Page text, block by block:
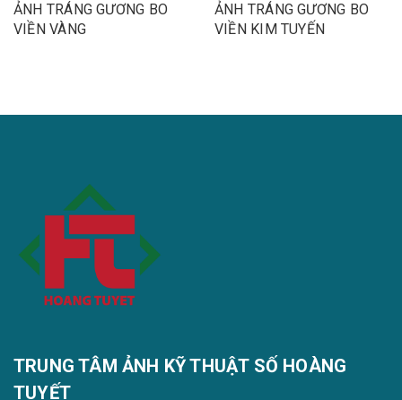
ẢNH TRÁNG GƯƠNG BO
VIỀN VÀNG
ẢNH TRÁNG GƯƠNG BO
VIỀN KIM TUYẾN
TRUNG TÂM ẢNH KỸ THUẬT SỐ HOÀNG
TUYẾT